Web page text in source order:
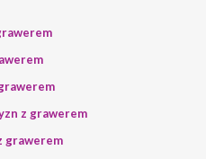
z grawerem
grawerem